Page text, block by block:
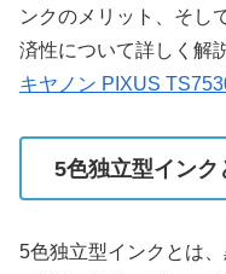
ンクのメリット、そし
済性について詳しく解
キヤノン PIXUS
5色独立型インク
5色独立型インクとは